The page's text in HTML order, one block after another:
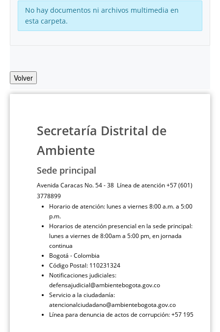
No hay documentos ni archivos multimedia en
esta carpeta.
Volver
Secretaría Distrital de
Ambiente
Sede principal
Avenida Caracas No. 54 - 38 Línea de atención +57 (601)
3778899
Horario de atención: lunes a viernes 8:00 a.m. a 5:00
p.m.
Horarios de atención presencial en la sede principal:
lunes a viernes de 8:00am a 5:00 pm, en jornada
continua
Bogotá - Colombia
Código Postal: 110231324
Notificaciones judiciales:
defensajudicial@ambientebogota.gov.co
Servicio a la ciudadanía:
atencionalciudadano@ambientebogota.gov.co
Línea para denuncia de actos de corrupción: +57 195